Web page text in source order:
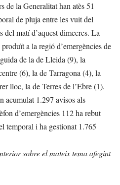
la Generalitat han atès 51
de pluja entre les vuit del
del matí d’aquest dimecres. La
a la regió d’emergències de
de la de Lleida (9), la
(6), la de Tarragona (4), la
lloc, la de Terres de l’Ebre (1).
acumulat 1.297 avisos als
d’emergències 112 ha rebut
temporal i ha gestionat 1.765
sobre el mateix tema afegint